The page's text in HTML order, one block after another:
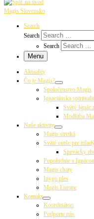
Magis Slovensko
Search
Search
Search
Menu
Aktuality
Čo je Magis?
Spoločenstvo Magis
Ignaciánska
Svätý Ignác
Modlitba
Naše aktivity
Magis stretká
Sväté omše pre
Spevácky
Popoludnie s
Magis chaty
Inygo ples
Magis Europe
Kontakt
Koordinátori
Podporte nás